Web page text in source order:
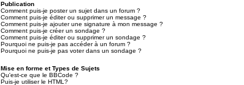
Publication
Comment puis-je poster un sujet dans un forum ?
Comment puis-je éditer ou supprimer un message ?
Comment puis-je ajouter une signature à mon message ?
Comment puis-je créer un sondage ?
Comment puis-je éditer ou supprimer un sondage ?
Pourquoi ne puis-je pas accéder à un forum ?
Pourquoi ne puis-je pas voter dans un sondage ?
Mise en forme et Types de Sujets
Qu'est-ce que le BBCode ?
Puis-je utiliser le HTML?